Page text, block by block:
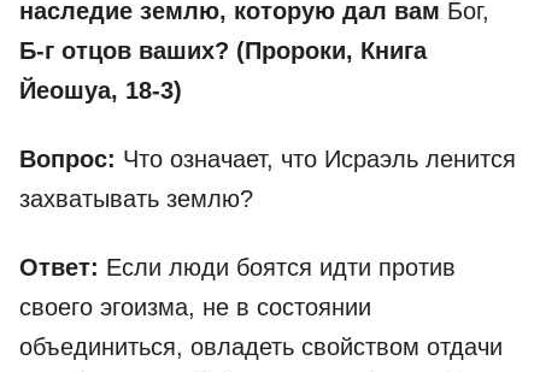
наследие землю, которую дал вам Бог,
Б-г отцов ваших? (Пророки, Книга
Йеошуа, 18-3)
Вопрос: Что означает, что Исраэль ленится
захватывать землю?
Ответ: Если люди боятся идти против
своего эгоизма, не в состоянии
объединиться, овладеть свойством отдачи